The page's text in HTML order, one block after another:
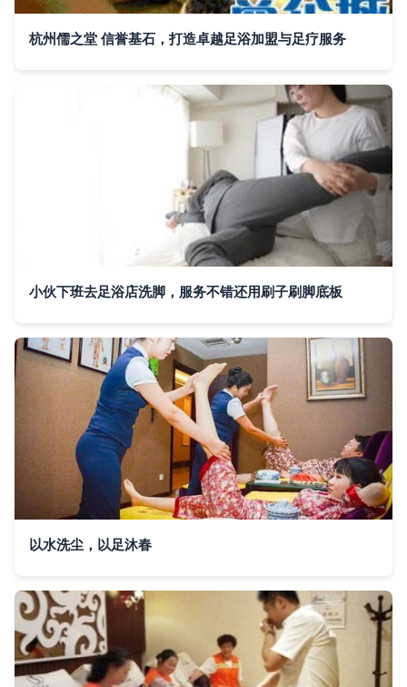
杭州儒之堂 信誉基石，打造卓越足浴加盟与足疗服务
小伙下班去足浴店洗脚，服务不错还用刷子刷脚底板
以水洗尘，以足沐春